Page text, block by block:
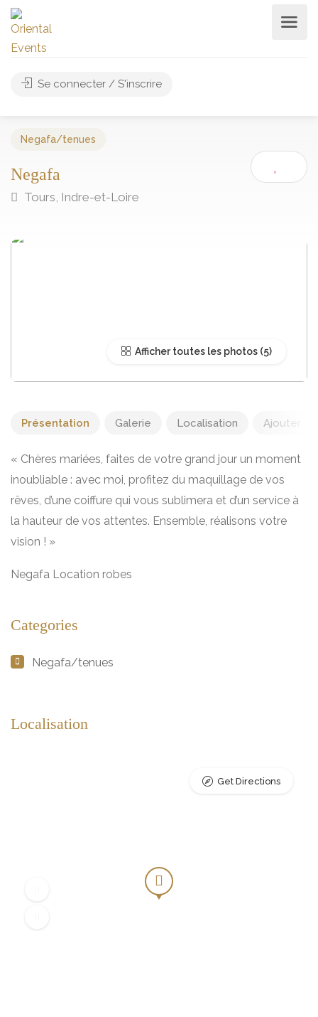
Se connecter / S'inscrire
Negafa/tenues
Negafa
Tours, Indre-et-Loire
Afficher toutes les photos
Présentation Galerie Localisation Ajouter un
« Chères mariées, faites de votre grand jour un moment
inoubliable : avec moi, profitez du maquillage de vos
rêves, d’une coiffure qui vous sublimera et d’un service à
la hauteur de vos attentes. Ensemble, réalisons votre
vision ! »
Negafa Location robes
Categories
Negafa/tenues
Localisation
Get Directions